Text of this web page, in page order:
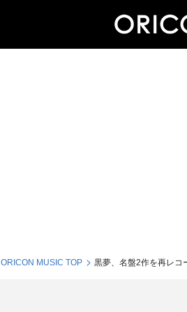
ORICON MUSIC TOP 黒夢、名盤2作を再レコ